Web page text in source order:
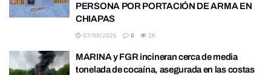
PERSONA POR PORTACIÓN DE ARMA EN
CHIAPAS
07/08/2026 0 2K
MARINA y FGR incineran cerca de media
tonelada de cocaína, asegurada en las costas